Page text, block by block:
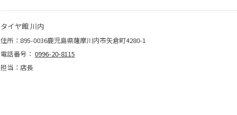
タイヤ館 川内
住所：895-0036鹿児島県薩摩川内市矢倉町4280-1
電話番号： 0996-20-8115
担当：店長